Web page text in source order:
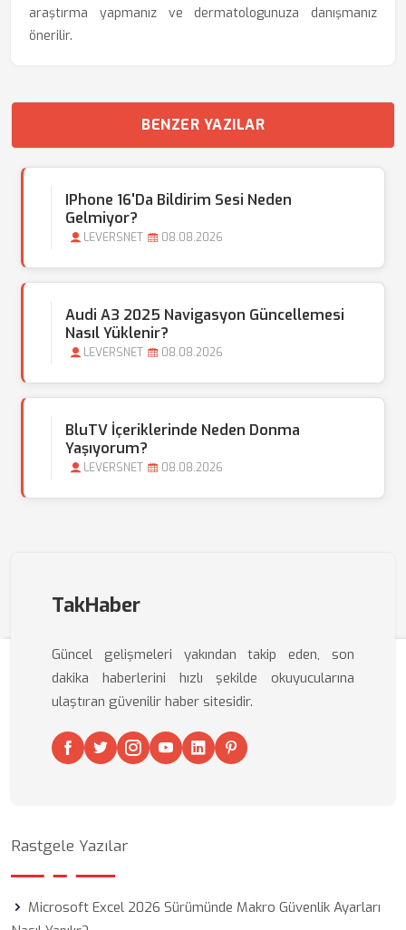
araştırma yapmanız ve dermatologunuza danışmanız
önerilir.
BENZER YAZILAR
IPhone 16'da Bildirim Sesi Neden
Gelmiyor?
LEVERSNET 08.08.2026
Audi A3 2025 Navigasyon Güncellemesi
Nasıl Yüklenir?
LEVERSNET 08.08.2026
BluTV İçeriklerinde Neden Donma
Yaşıyorum?
LEVERSNET 08.08.2026
TakHaber
Güncel gelişmeleri yakından takip eden, son
dakika haberlerini hızlı şekilde okuyucularına
ulaştıran güvenilir haber sitesidir.
Rastgele Yazılar
Microsoft Excel 2026 Sürümünde Makro Güvenlik Ayarları